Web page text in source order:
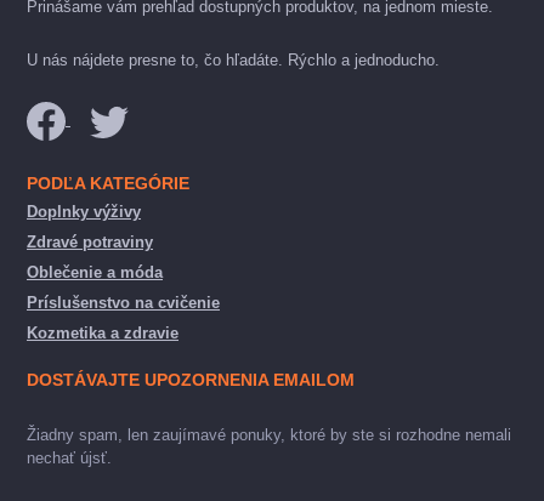
Prinášame vám prehľad dostupných produktov, na jednom mieste.
U nás nájdete presne to, čo hľadáte. Rýchlo a jednoducho.
PODĽA KATEGÓRIE
Doplnky výživy
Zdravé potraviny
Oblečenie a móda
Príslušenstvo na cvičenie
Kozmetika a zdravie
DOSTÁVAJTE UPOZORNENIA EMAILOM
Žiadny spam, len zaujímavé ponuky, ktoré by ste si rozhodne nemali
nechať újsť.